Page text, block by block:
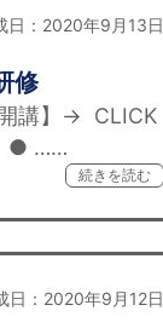
日：2020年9月13日
修
講】→ CLICK
● ……
続きを読む
日：2020年9月12日